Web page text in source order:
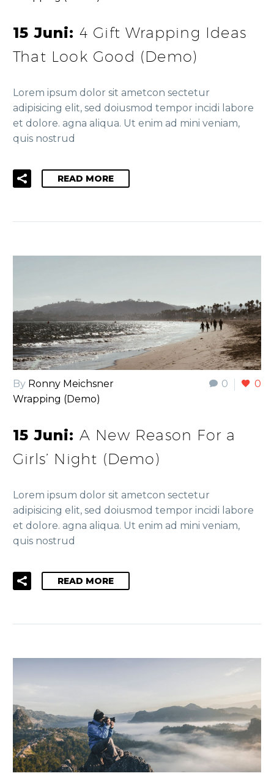
15 Juni: 4 Gift Wrapping Ideas
That Look Good (Demo)
Lorem ipsum dolor sit ametcon sectetur
adipisicing elit, sed doiusmod tempor incidi labore
et dolore. agna aliqua. Ut enim ad mini veniam,
quis nostrud
READ MORE
0 0
By Ronny Meichsner
Wrapping (Demo)
15 Juni: A New Reason For a
Girls’ Night (Demo)
Lorem ipsum dolor sit ametcon sectetur
adipisicing elit, sed doiusmod tempor incidi labore
et dolore. agna aliqua. Ut enim ad mini veniam,
quis nostrud
READ MORE